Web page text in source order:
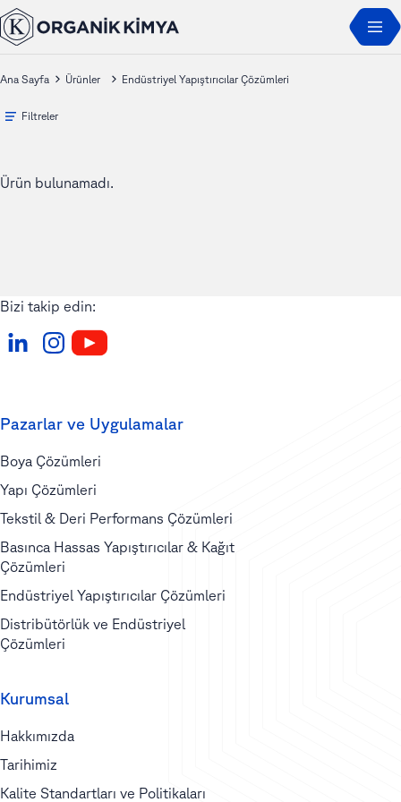
Ana Sayfa Ürünler Endüstriyel Yapıştırıcılar Çözümleri
Filtreler
Ürün bulunamadı.
Bizi takip edin:
Pazarlar ve Uygulamalar
Boya Çözümleri
Yapı Çözümleri
Tekstil & Deri Performans Çözümleri
Basınca Hassas Yapıştırıcılar & Kağıt
Çözümleri
Endüstriyel Yapıştırıcılar Çözümleri
Distribütörlük ve Endüstriyel
Çözümleri
Kurumsal
Hakkımızda
Tarihimiz
Kalite Standartları ve Politikaları